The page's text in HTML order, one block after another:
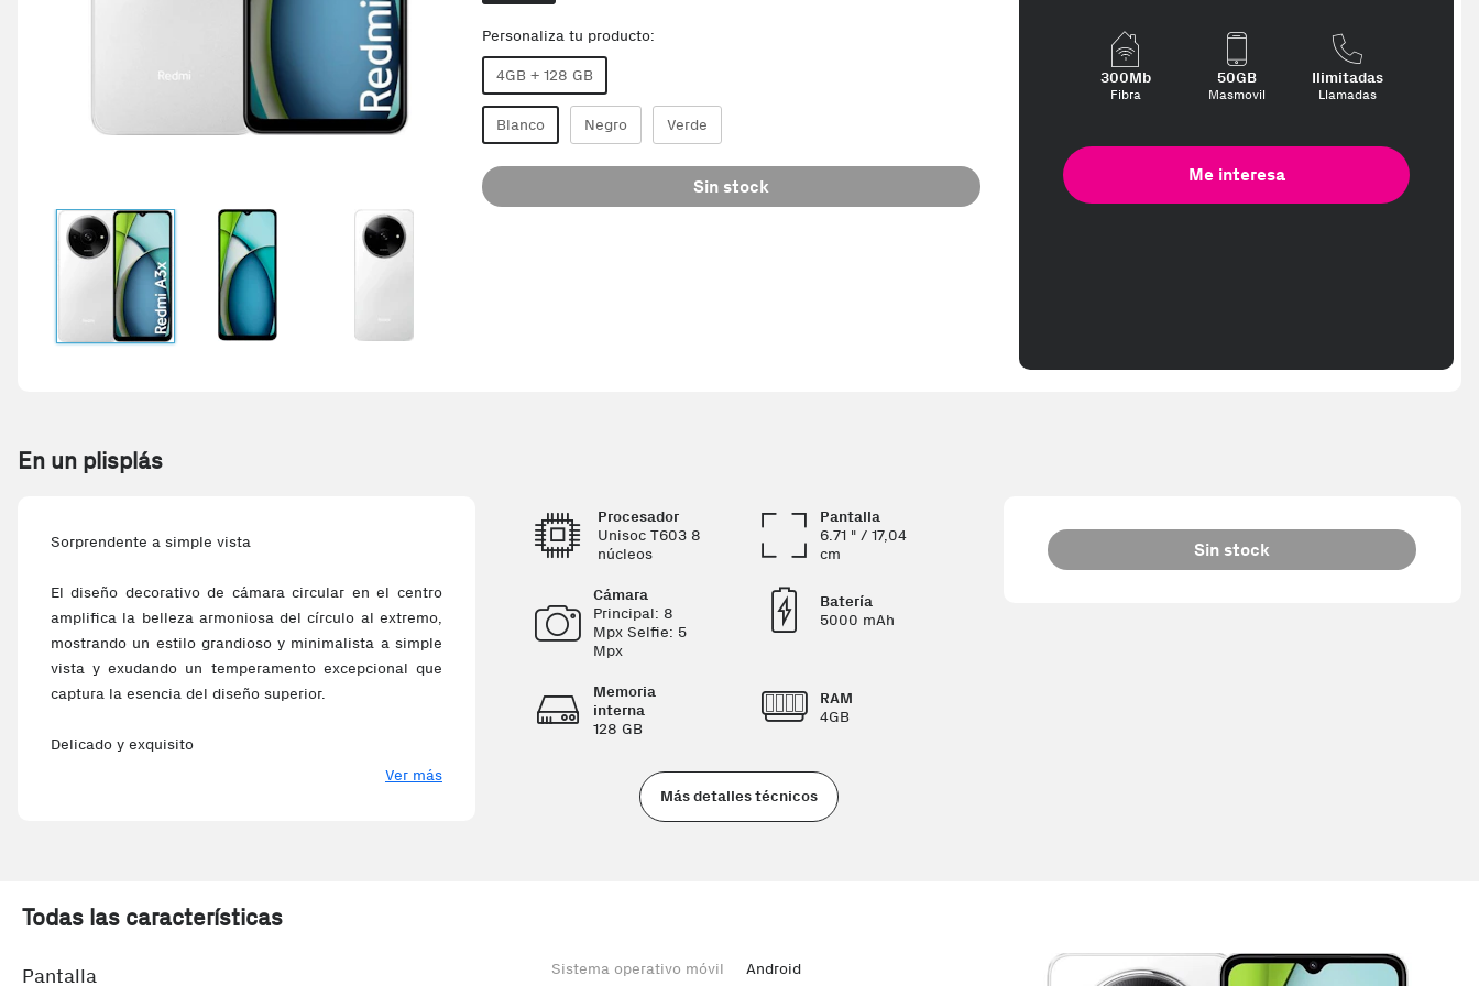
Personaliza tu producto:
4GB + 128 GB
Blanco Negro Verde
Sin stock
300Mb
Fibra
50GB
Masmovil
Ilimitadas
Llamadas
Me interesa
En un plisplás
Sorprendente a simple vista
El diseño decorativo de cámara circular en el centro
amplifica la belleza armoniosa del círculo al extremo,
mostrando un estilo grandioso y minimalista a simple
vista y exudando un temperamento excepcional que
captura la esencia del diseño superior.
Delicado y exquisito
Tamaño impresionante
Pantalla HD+ de 6.71" con atenuación DC para mayor
Ver más
Procesador
Unisoc T603 8
núcleos
Pantalla
6.71 " / 17,04
cm
Cámara
Principal: 8
Mpx Selfie: 5
Mpx
Batería
5000 mAh
Memoria
interna
128 GB
RAM
4GB
Más detalles técnicos
Sin stock
Todas las características
Pantalla Sistema operativo móvil Android